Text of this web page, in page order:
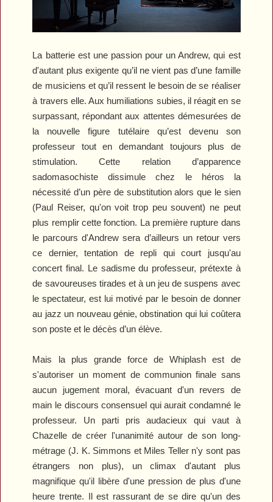
La batterie est une passion pour un Andrew, qui est
d'autant plus exigente qu’il ne vient pas d’une famille
de musiciens et qu’il ressent le besoin de se réaliser
à travers elle. Aux humiliations subies, il réagit en se
surpassant, répondant aux attentes démesurées de
la nouvelle figure tutélaire qu’est devenu son
professeur tout en demandant toujours plus de
stimulation. Cette relation d’apparence
sadomasochiste dissimule chez le héros la
nécessité d’un père de substitution alors que le sien
(Paul Reiser, qu'on voit trop peu souvent) ne peut
plus remplir cette fonction. La première rupture dans
le parcours d'Andrew sera d’ailleurs un retour vers
ce dernier, tentation de repli qui court jusqu'au
concert final. Le sadisme du professeur, prétexte à
de savoureuses tirades et à un jeu de suspens avec
le spectateur, est lui motivé par le besoin de donner
au jazz un nouveau génie, obstination qui lui coûtera
son poste et le décès d’un élève.
Mais la plus grande force deWhiplash est de
s'autoriser un moment de communion finale sans
aucun jugement moral, évacuant d'un revers de
main le discours consensuel qui aurait condamné le
professeur. Un parti pris audacieux qui vaut à
Chazelle de créer l'unanimité autour de son long-
métrage (J. K. Simmons et Miles Teller n'y sont pas
étrangers non plus), un climax d'autant plus
magnifique qu'il libère d'une pression de plus d'une
heure trente. Il est rassurant de se dire qu'un des